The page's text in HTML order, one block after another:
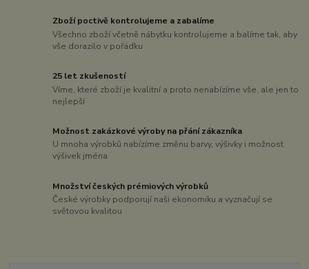
Zboží poctivě kontrolujeme a zabalíme
Všechno zboží včetně nábytku kontrolujeme a balíme tak, aby
vše dorazilo v pořádku
25 let zkušeností
Víme, které zboží je kvalitní a proto nenabízíme vše, ale jen to
nejlepší
Možnost zakázkové výroby na přání zákazníka
U mnoha výrobků nabízíme změnu barvy, výšivky i možnost
výšivek jména
Množství českých prémiových výrobků
České výrobky podporují naši ekonomiku a vyznačují se
světovou kvalitou